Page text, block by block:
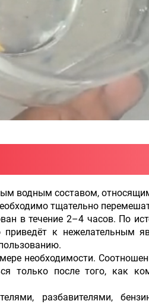
водным составом,
тщательно
в течение 2–4 часов. По
приведёт к нежелательным
необходимости.
только после того, как
разбавителями,